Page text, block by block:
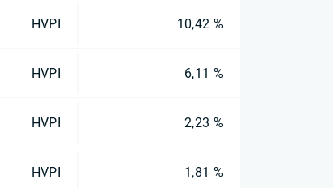
HVPI 10,42 %
HVPI 6,11 %
HVPI 2,23 %
HVPI 1,81 %